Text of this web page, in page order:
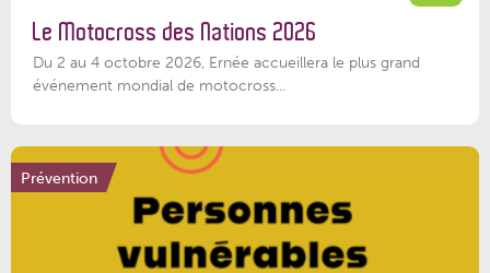
Le Motocross des Nations 2026
Du 2 au 4 octobre 2026, Ernée accueillera le plus grand
événement mondial de motocross...
Prévention